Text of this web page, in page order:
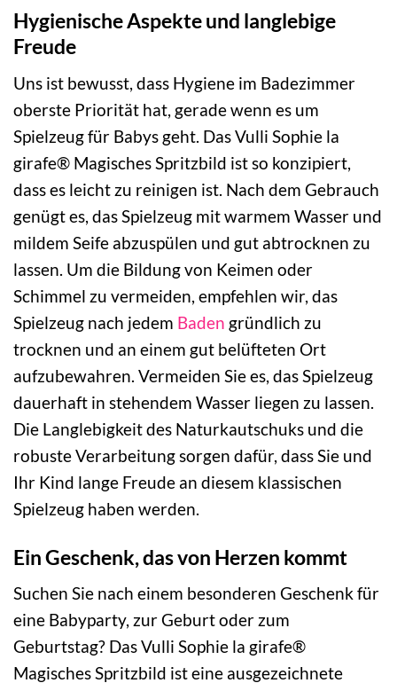
Hygienische Aspekte und langlebige
Freude
Uns ist bewusst, dass Hygiene im Badezimmer
oberste Priorität hat, gerade wenn es um
Spielzeug für Babys geht. Das Vulli Sophie la
girafe® Magisches Spritzbild ist so konzipiert,
dass es leicht zu reinigen ist. Nach dem Gebrauch
genügt es, das Spielzeug mit warmem Wasser und
mildem Seife abzuspülen und gut abtrocknen zu
lassen. Um die Bildung von Keimen oder
Schimmel zu vermeiden, empfehlen wir, das
Spielzeug nach jedem Baden gründlich zu
trocknen und an einem gut belüfteten Ort
aufzubewahren. Vermeiden Sie es, das Spielzeug
dauerhaft in stehendem Wasser liegen zu lassen.
Die Langlebigkeit des Naturkautschuks und die
robuste Verarbeitung sorgen dafür, dass Sie und
Ihr Kind lange Freude an diesem klassischen
Spielzeug haben werden.
Ein Geschenk, das von Herzen kommt
Suchen Sie nach einem besonderen Geschenk für
eine Babyparty, zur Geburt oder zum
Geburtstag? Das Vulli Sophie la girafe®
Magisches Spritzbild ist eine ausgezeichnete